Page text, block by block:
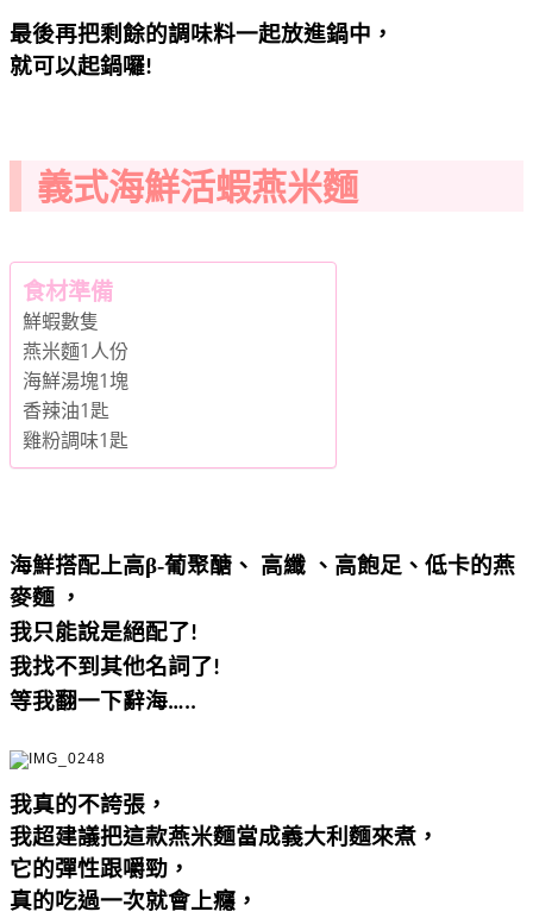
最後再把剩餘的調味料一起放進鍋中，
就可以起鍋囉!
義式海鮮活蝦燕米麵
食材準備
鮮蝦數隻
燕米麵1人份
海鮮湯塊1塊
香辣油1匙
雞粉調味1匙
海鮮搭配上高β-葡聚醣、 高纖 、高飽足、低卡的燕
麥麵 ，
我只能說是絕配了!
我找不到其他名詞了!
等我翻一下辭海…..
我真的不誇張 ，
我超建議把這款燕米麵當成義大利麵來煮，
它的彈性跟嚼勁，
真的吃過一次就會上癮，